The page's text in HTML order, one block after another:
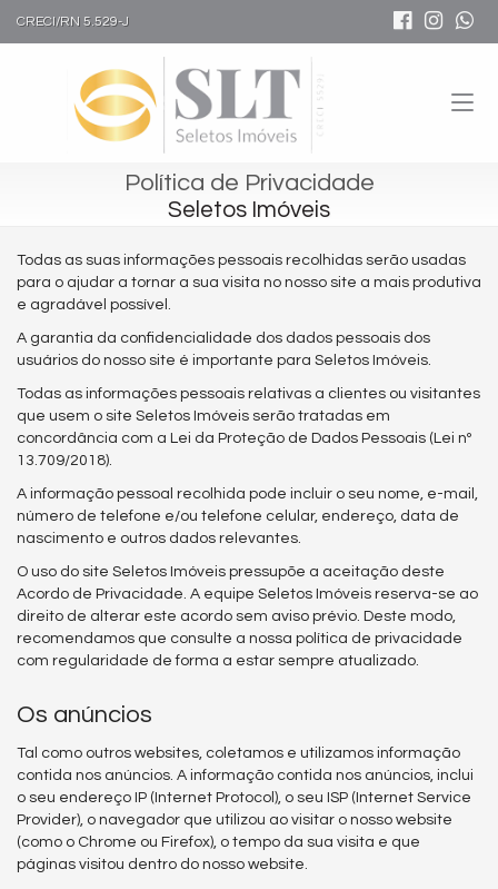
CRECI/RN 5.529-J
Política de Privacidade
Seletos Imóveis
Todas as suas informações pessoais recolhidas serão usadas
para o ajudar a tornar a sua visita no nosso site a mais produtiva
e agradável possível.
A garantia da confidencialidade dos dados pessoais dos
usuários do nosso site é importante para Seletos Imóveis.
Todas as informações pessoais relativas a clientes ou visitantes
que usem o site Seletos Imóveis serão tratadas em
concordância com a Lei da Proteção de Dados Pessoais (Lei nº
13.709/2018).
A informação pessoal recolhida pode incluir o seu nome, e-mail,
número de telefone e/ou telefone celular, endereço, data de
nascimento e outros dados relevantes.
O uso do site Seletos Imóveis pressupõe a aceitação deste
Acordo de Privacidade. A equipe Seletos Imóveis reserva-se ao
direito de alterar este acordo sem aviso prévio. Deste modo,
recomendamos que consulte a nossa política de privacidade
com regularidade de forma a estar sempre atualizado.
Os anúncios
Tal como outros websites, coletamos e utilizamos informação
contida nos anúncios. A informação contida nos anúncios, inclui
o seu endereço IP (Internet Protocol), o seu ISP (Internet Service
Provider), o navegador que utilizou ao visitar o nosso website
(como o Chrome ou Firefox), o tempo da sua visita e que
páginas visitou dentro do nosso website.